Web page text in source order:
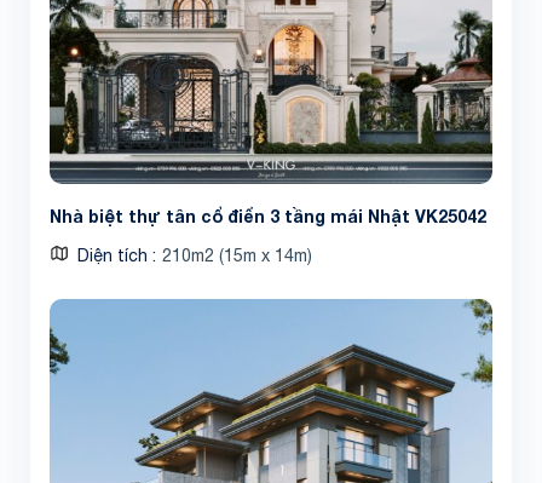
Nhà biệt thự tân cổ điển 3 tầng mái Nhật VK25042
Diện tích 210m2 (15m x 14m)